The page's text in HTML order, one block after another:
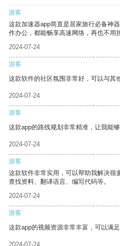
游客
这款加速器app简直是居家旅行必备神
作办公，都能畅享高速网络，再也不用
2024-07-24
游客
这款软件的社区氛围非常好，可以与其
2024-07-24
游客
这款app的路线规划非常精准，让我能够
2024-07-24
游客
这款软件非常实用，可以帮助我解决很
查找资料、翻译语言、编写代码等。
2024-07-24
游客
这款app的视频资源非常丰富，可以满
2024-07-24